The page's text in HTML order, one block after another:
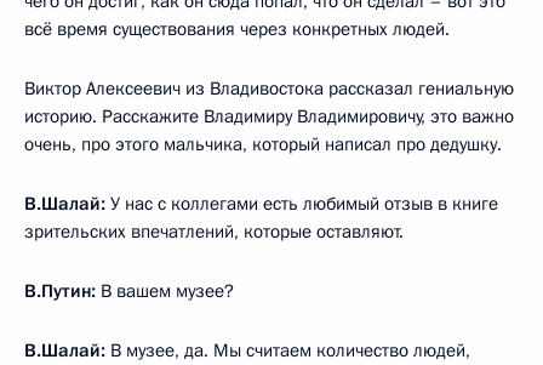
всё время существования через конкретных людей.
Виктор Алексеевич из Владивостока рассказал гениальную
историю. Расскажите Владимиру Владимировичу, это важно
очень, про этого мальчика, который написал про дедушку.
В.Шалай: У нас с коллегами есть любимый отзыв в книге
зрительских впечатлений, которые оставляют.
В.Путин: В вашем музее?
В.Шалай: В музее, да. Мы считаем количество людей,